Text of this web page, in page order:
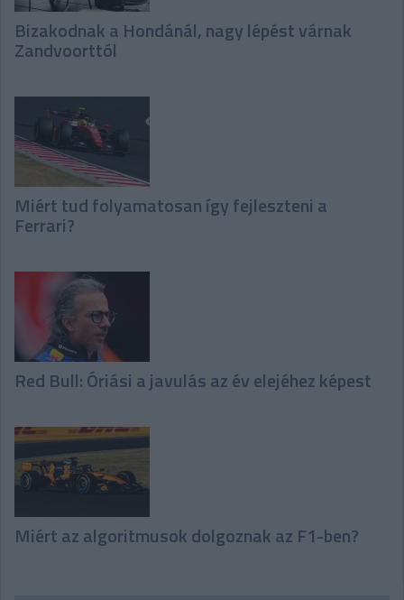
Bizakodnak a Hondánál, nagy lépést várnak
Zandvoorttól
Miért tud folyamatosan így fejleszteni a
Ferrari?
Red Bull: Óriási a javulás az év elejéhez képest
Miért az algoritmusok dolgoznak az F1-ben?